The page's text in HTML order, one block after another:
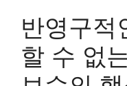
반영구적
할 수 없